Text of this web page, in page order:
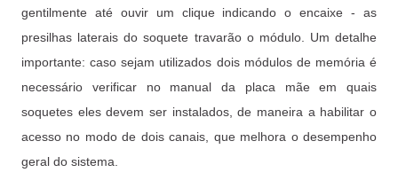
gentilmente até ouvir um clique indicando o encaixe - as
presilhas laterais do soquete travarão o módulo. Um detalhe
importante: caso sejam utilizados dois módulos de memória é
necessário verificar no manual da placa mãe em quais
soquetes eles devem ser instalados, de maneira a habilitar o
acesso no modo de dois canais, que melhora o desempenho
geral do sistema.